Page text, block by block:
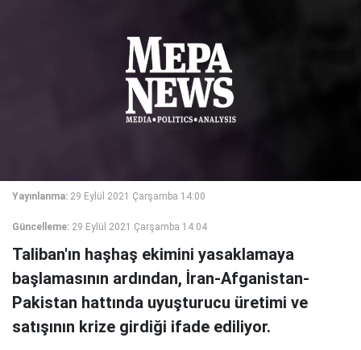
Yayınlanma: 29 Eylül 2021 Çarşamba 14:00
Güncelleme: 29 Eylül 2021 Çarşamba 14:04
Taliban'ın haşhaş ekimini yasaklamaya
başlamasının ardından, İran-Afganistan-
Pakistan hattında uyuşturucu üretimi ve
satışının krize girdiği ifade ediliyor.